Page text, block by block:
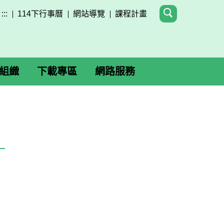
::: 114下行事曆 網站導覽 課程計畫
織 下載專區 網路服務